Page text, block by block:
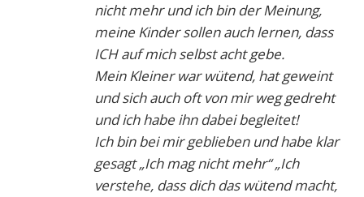
nicht mehr und ich bin der Meinung,
meine Kinder sollen auch lernen, dass
ICH auf mich selbst acht gebe.
Mein Kleiner war wütend, hat geweint
und sich auch oft von mir weg gedreht
und ich habe ihn dabei begleitet!
Ich bin bei mir geblieben und habe klar
gesagt „Ich mag nicht mehr“ „Ich
verstehe, dass dich das wütend macht,